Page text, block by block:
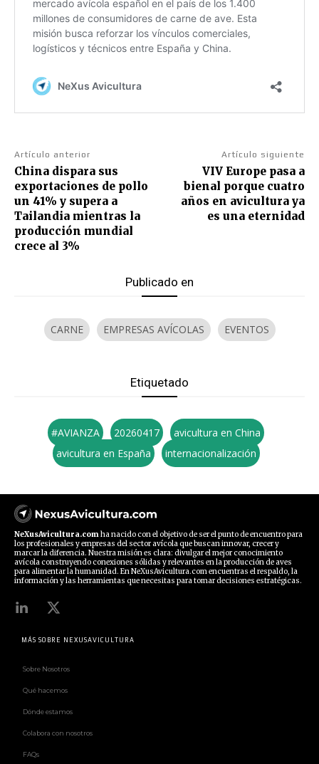
Artículo anterior
China dispara sus
exportaciones de pollo
un 41% y supera a
Tailandia mientras la
producción mundial
crece al 3%
Artículo siguiente
VIV Europe pasa a
bienal porque cuatro
años en avicultura ya
es una eternidad
Publicado en
CARNE EMPRESAS AVÍCOLAS EVENTOS
Etiquetado
#AVIANZA 20260417
avicultura en China
avicultura en España
internacionalización
NeXusAvicultura.comha nacido con el objetivo de ser el punto de encuentro para
los profesionales y empresas del sector avícola que buscan innovar, crecer y
marcar la diferencia. Nuestra misión es clara: divulgar el mejor conocimiento
avícola construyendo conexiones sólidas y relevantes en la producción de aves
para alimentar la humanidad. En NeXusAvicultura.com encuentras el respaldo, la
información y las herramientas que necesitas para tomar decisiones estratégicas.
MÁS SOBRE NEXUSAVICULTURA
Sobre Nosotros
Qué hacemos
Dónde estamos
Colabora con nosotros
FAQs